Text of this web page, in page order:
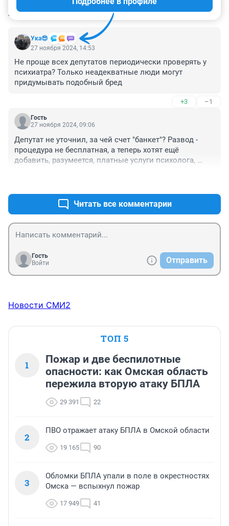
КОММЕНТАРИИ 3
Ука😎
27 ноября 2024, 14:53
Не проще всех депутатов периодически проверять у
психиатра? Только неадекватные люди могут
придумывать подобный бред
+3 –1
Гость
27 ноября 2024, 09:06
Депутат не уточнил, за чей счет "банкет"? Развод -
процедура не бесплатная, а теперь хотят ещё
добавить, разумеется, платные услуги психолога,
разводящихся граждан, это будет существенным
удорожание процесса, тем более, что над
сомнительной пользой психологических
консультаций не смеется только ленивый. Это будет
просто очередной формальностью, сделающей
развод ещё дороже.
Читать все комментарии
Гость
Войти
Отправить
Новости СМИ2
ТОП 5
1
Пожар и две беспилотные
опасности: как Омская область
пережила вторую атаку БПЛА
29 391 22
2
ПВО отражает атаку БПЛА в Омской области
19 165 90
3
Обломки БПЛА упали в поле в окрестностях
Омска — вспыхнул пожар
17 949 41